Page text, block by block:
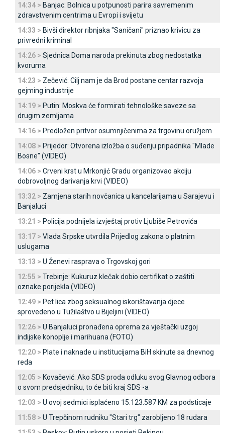
14:34 > Banjac: Bolnica u potpunosti parira savremenim
zdravstvenim centrima u Evropi i svijetu
14:33 > Bivši direktor ribnjaka "Saničani" priznao krivicu za
privredni kriminal
14:26 > Sjednica Doma naroda prekinuta zbog nedostatka
kvoruma
14:23 > Zečević: Cilj nam je da Brod postane centar razvoja
gejming industrije
14:19 > Putin: Moskva će formirati tehnološke saveze sa
drugim zemljama
14:16 > Predložen pritvor osumnjičenima za trgovinu oružjem
14:08 > Prijedor: Otvorena izložba o suđenju pripadnika "Mlade
Bosne" (VIDEO)
14:06 > Crveni krst u Mrkonjić Gradu organizovao akciju
dobrovoljnog darivanja krvi (VIDEO)
13:32 > Zamjena starih novčanica u kancelarijama u Sarajevu i
Banjaluci
13:21 > Policija podnijela izvještaj protiv Ljubiše Petrovića
13:17 > Vlada Srpske utvrdila Prijedlog zakona o platnim
uslugama
13:13 > U Ženevi rasprava o Trgovskoj gori
12:55 > Trebinje: Kukuruz klečak dobio certifikat o zaštiti
oznake porijekla (VIDEO)
12:49 > Pet lica zbog seksualnog iskorištavanja djece
sprovedeno u Tužilaštvo u Bijeljini (VIDEO)
12:26 > U Banjaluci pronađena oprema za vještački uzgoj
indijske konoplje i marihuana (FOTO)
12:20 > Plate i naknade u institucijama BiH skinute sa dnevnog
reda
12:05 > Kovačević: Ako SDS proda odluku svog Glavnog odbora
o svom predsjedniku, to će biti kraj SDS -a
12:03 > U ovoj sedmici isplaćeno 15.123.587 KM za podsticaje
11:58 > U Trepčinom rudniku "Stari trg" zarobljeno 18 rudara